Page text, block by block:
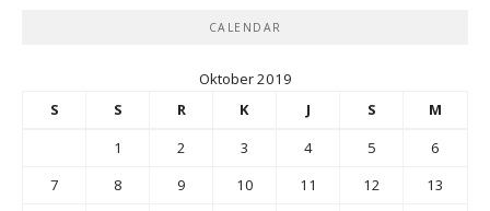
CALENDAR
Oktober 2019
S
S R K J S
M
1
2 3 4 5
6
7
8 9 10 11 12
13